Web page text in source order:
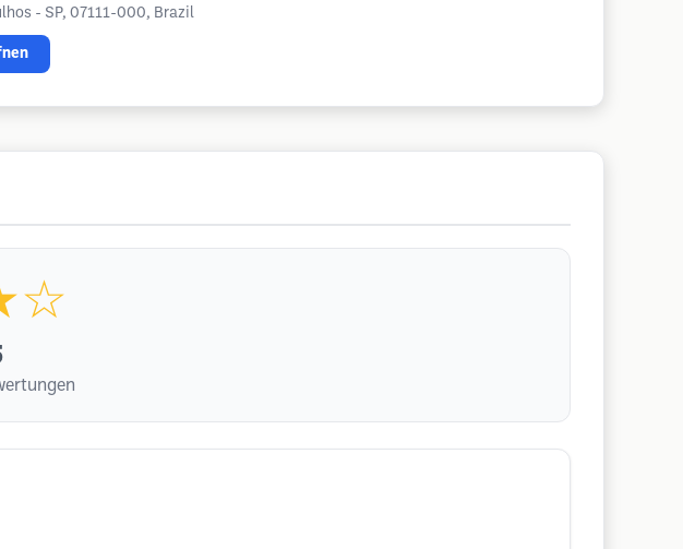
- SP, 07111-000, Brazil